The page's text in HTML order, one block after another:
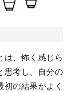
、怖く感じら
思考し、自分の
の結果がよく